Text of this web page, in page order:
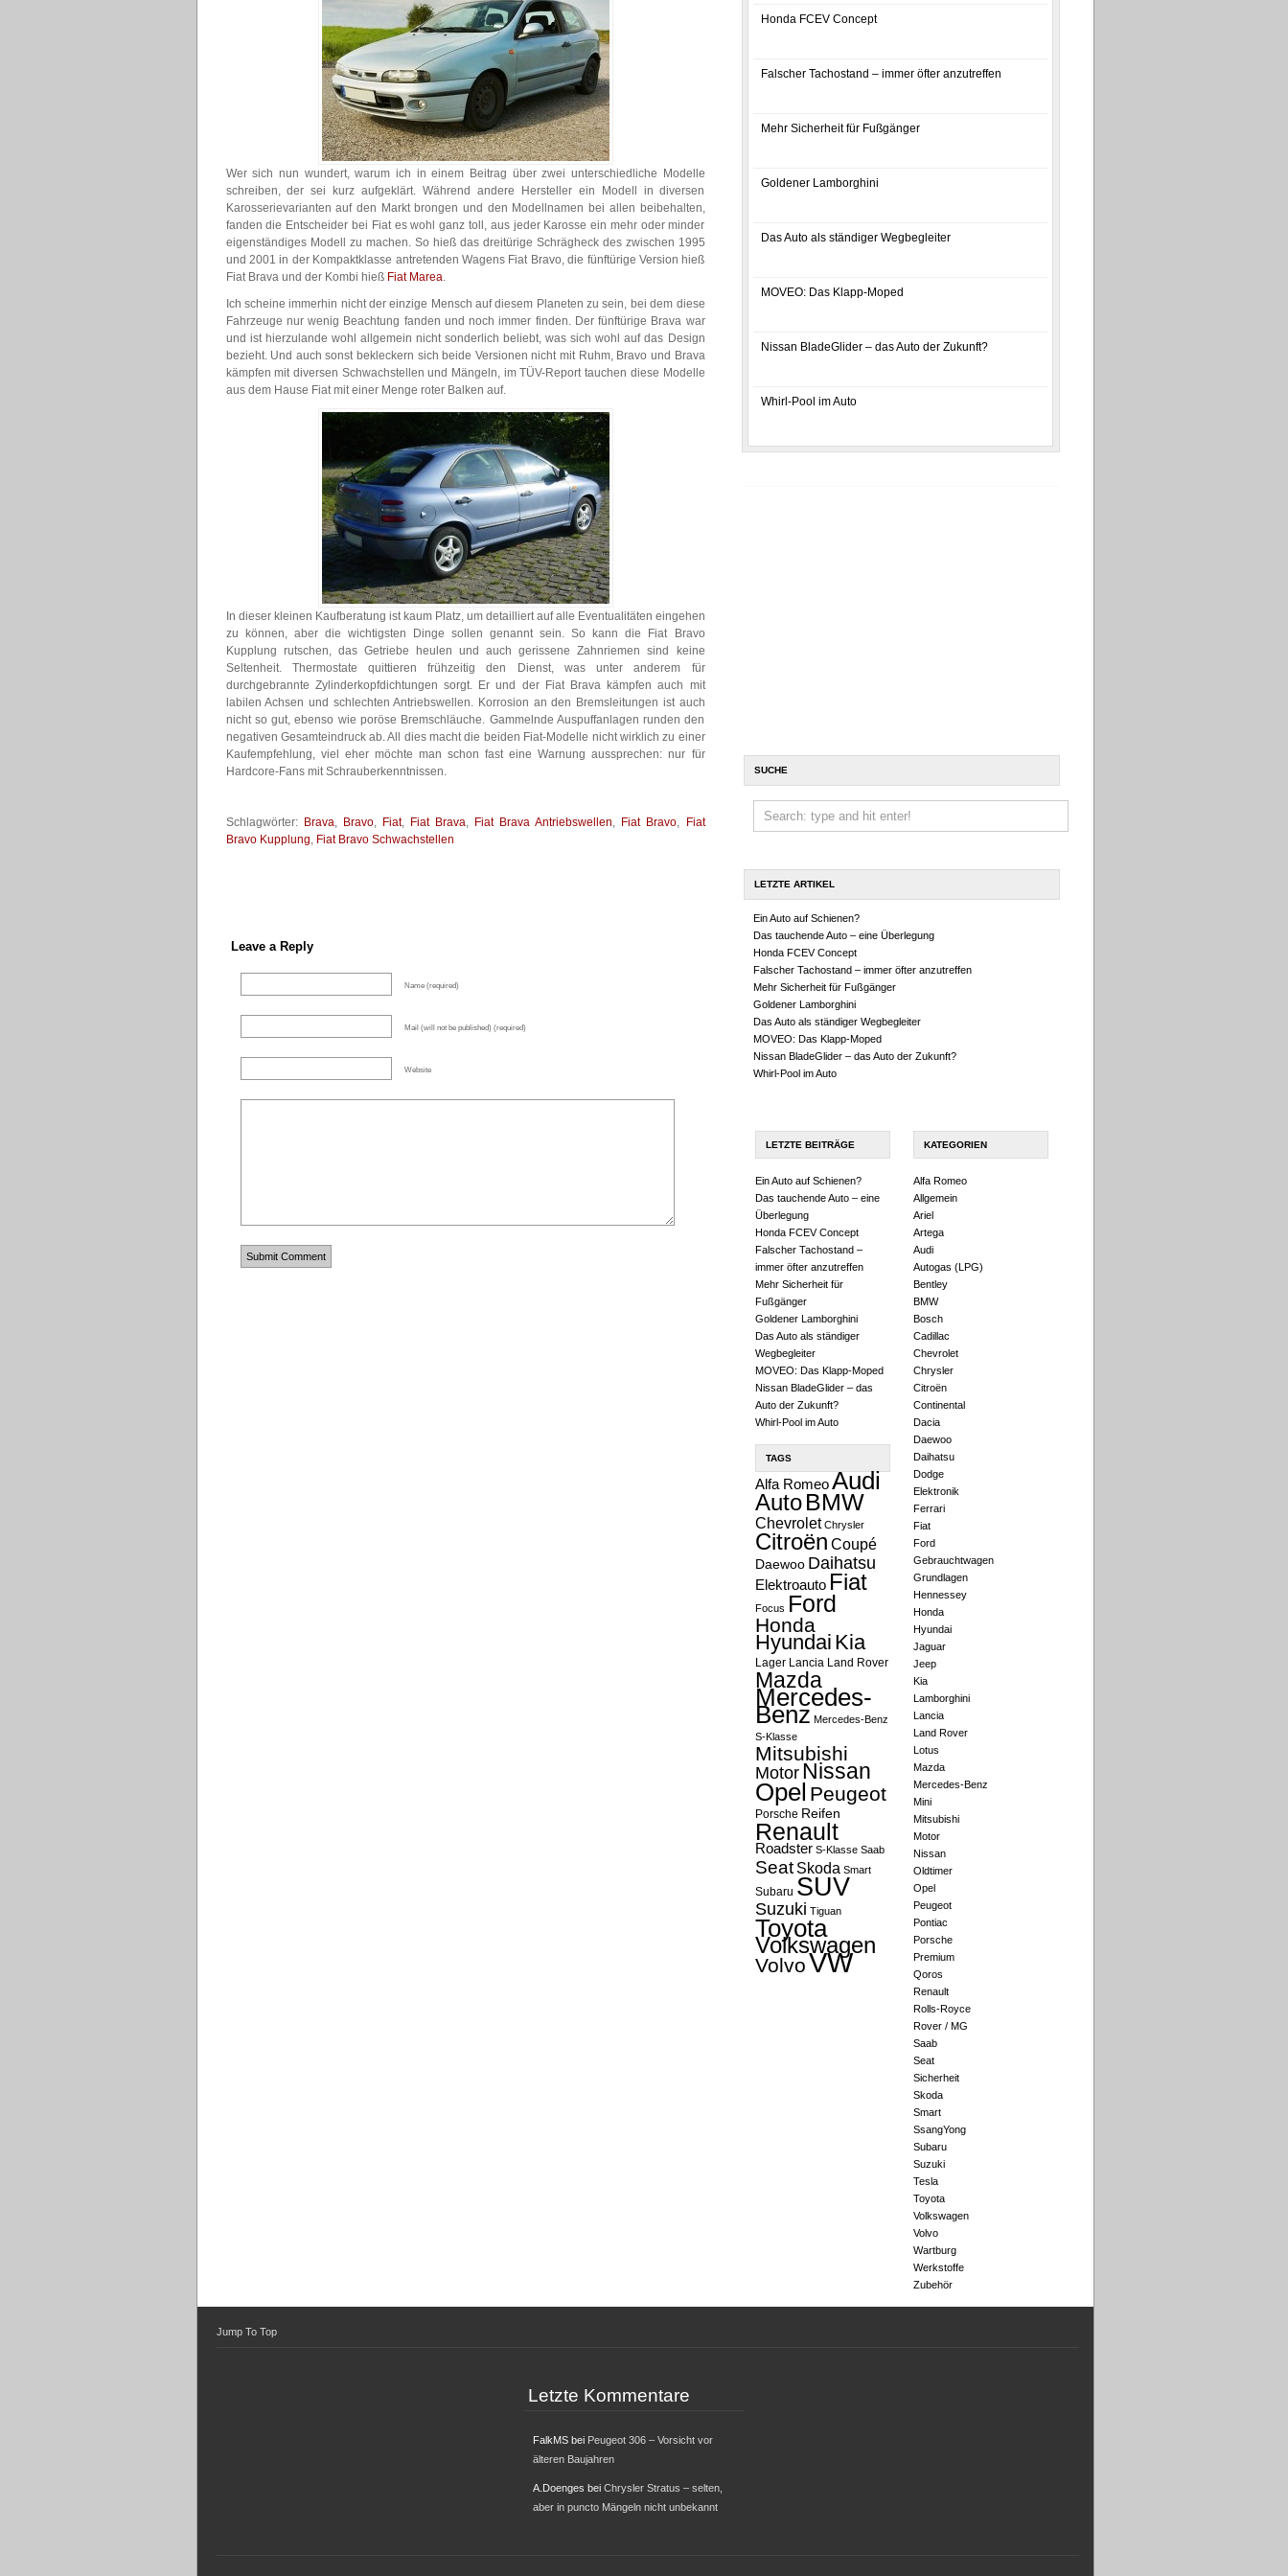
Wer sich nun wundert, warum ich in einem Beitrag über zwei unterschiedliche Modelle
schreiben, der sei kurz aufgeklärt. Während andere Hersteller ein Modell in diversen
Karosserievarianten auf den Markt brongen und den Modellnamen bei allen beibehalten,
fanden die Entscheider bei Fiat es wohl ganz toll, aus jeder Karosse ein mehr oder minder
eigenständiges Modell zu machen. So hieß das dreitürige Schrägheck des zwischen 1995
und 2001 in der Kompaktklasse antretenden Wagens Fiat Bravo, die fünftürige Version hieß
Fiat Brava und der Kombi hieß Fiat Marea.
Ich scheine immerhin nicht der einzige Mensch auf diesem Planeten zu sein, bei dem diese
Fahrzeuge nur wenig Beachtung fanden und noch immer finden. Der fünftürige Brava war
und ist hierzulande wohl allgemein nicht sonderlich beliebt, was sich wohl auf das Design
bezieht. Und auch sonst bekleckern sich beide Versionen nicht mit Ruhm, Bravo und Brava
kämpfen mit diversen Schwachstellen und Mängeln, im TÜV-Report tauchen diese Modelle
aus dem Hause Fiat mit einer Menge roter Balken auf.
In dieser kleinen Kaufberatung ist kaum Platz, um detailliert auf alle Eventualitäten eingehen
zu können, aber die wichtigsten Dinge sollen genannt sein. So kann die Fiat Bravo
Kupplung rutschen, das Getriebe heulen und auch gerissene Zahnriemen sind keine
Seltenheit. Thermostate quittieren frühzeitig den Dienst, was unter anderem für
durchgebrannte Zylinderkopfdichtungen sorgt. Er und der Fiat Brava kämpfen auch mit
labilen Achsen und schlechten Antriebswellen. Korrosion an den Bremsleitungen ist auch
nicht so gut, ebenso wie poröse Bremschläuche. Gammelnde Auspuffanlagen runden den
negativen Gesamteindruck ab. All dies macht die beiden Fiat-Modelle nicht wirklich zu einer
Kaufempfehlung, viel eher möchte man schon fast eine Warnung aussprechen: nur für
Hardcore-Fans mit Schrauberkenntnissen.
Schlagwörter: Brava, Bravo, Fiat, Fiat Brava, Fiat Brava Antriebswellen, Fiat Bravo,
Fiat
Bravo Kupplung, Fiat Bravo Schwachstellen
Leave a Reply
Name (required)
Mail (will not be published) (required)
Website
Honda FCEV Concept
Falscher Tachostand – immer öfter anzutreffen
Mehr Sicherheit für Fußgänger
Goldener Lamborghini
Das Auto als ständiger Wegbegleiter
MOVEO: Das Klapp-Moped
Nissan BladeGlider – das Auto der Zukunft?
Whirl-Pool im Auto
SUCHE
LETZTE ARTIKEL
Ein Auto auf Schienen?
Das tauchende Auto – eine Überlegung
Honda FCEV Concept
Falscher Tachostand – immer öfter anzutreffen
Mehr Sicherheit für Fußgänger
Goldener Lamborghini
Das Auto als ständiger Wegbegleiter
MOVEO: Das Klapp-Moped
Nissan BladeGlider – das Auto der Zukunft?
Whirl-Pool im Auto
LETZTE BEITRÄGE
Ein Auto auf Schienen?
Das tauchende Auto – eine
Überlegung
Honda FCEV Concept
Falscher Tachostand –
immer öfter anzutreffen
Mehr Sicherheit für
Fußgänger
Goldener Lamborghini
Das Auto als ständiger
Wegbegleiter
MOVEO: Das Klapp-Moped
Nissan BladeGlider – das
Auto der Zukunft?
Whirl-Pool im Auto
TAGS
Alfa RomeoAudi
Auto BMW
Chevrolet Chrysler
Citroën Coupé
Daewoo Daihatsu
Elektroauto Fiat
Focus Ford
Honda
Hyundai Kia
Lager Lancia Land Rover
Mazda
Mercedes-
Benz Mercedes-Benz
S-Klasse
Mitsubishi
Motor Nissan
Opel Peugeot
Porsche Reifen
Renault
Roadster S-Klasse Saab
Seat Skoda Smart
Subaru SUV
Suzuki Tiguan
Toyota
Volkswagen
VolvoVW
KATEGORIEN
Alfa Romeo
Allgemein
Ariel
Artega
Audi
Autogas (LPG)
Bentley
BMW
Bosch
Cadillac
Chevrolet
Chrysler
Citroën
Continental
Dacia
Daewoo
Daihatsu
Dodge
Elektronik
Ferrari
Fiat
Ford
Gebrauchtwagen
Grundlagen
Hennessey
Honda
Hyundai
Jaguar
Jeep
Kia
Lamborghini
Lancia
Land Rover
Lotus
Mazda
Mercedes-Benz
Mini
Mitsubishi
Motor
Nissan
Oldtimer
Opel
Peugeot
Pontiac
Porsche
Premium
Qoros
Renault
Rolls-Royce
Rover / MG
Saab
Seat
Sicherheit
Skoda
Smart
SsangYong
Subaru
Suzuki
Tesla
Toyota
Volkswagen
Volvo
Wartburg
Werkstoffe
Zubehör
Jump To Top
Letzte Kommentare
FalkMSbei Peugeot 306 – Vorsicht vor
älteren Baujahren
A.Doenges bei Chrysler Stratus – selten,
aber in puncto Mängeln nicht unbekannt